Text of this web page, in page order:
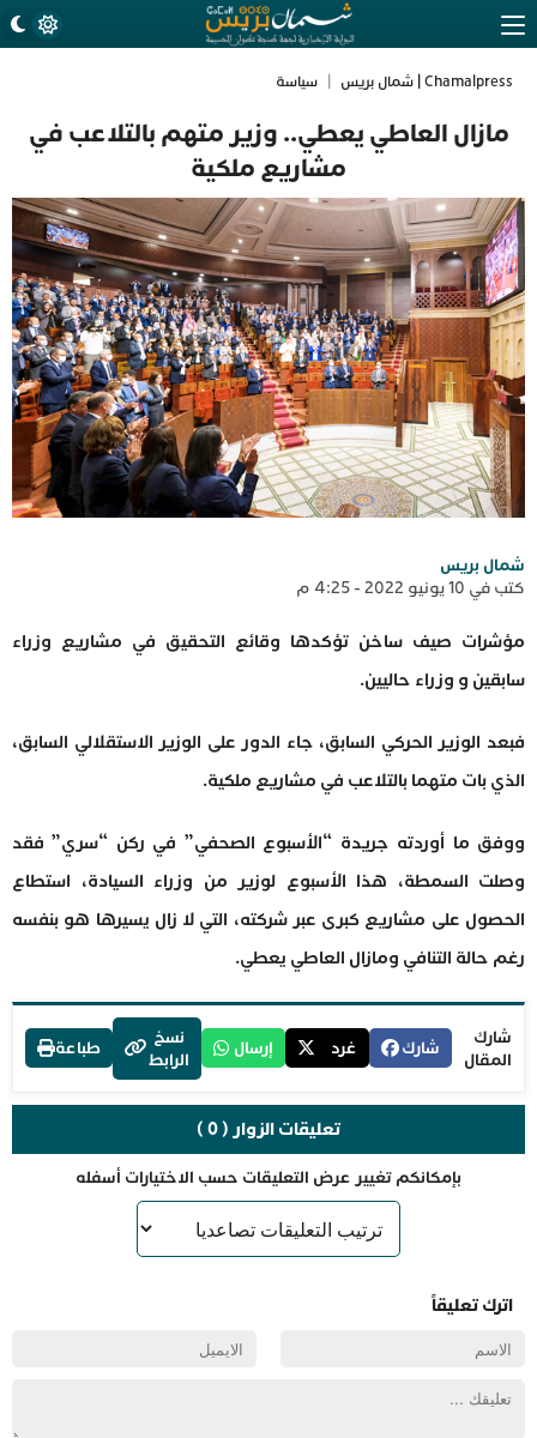
Chamalpress | شمال بريس سياسة
مازال العاطي يعطي.. وزير متهم بالتلاعب في
مشاريع ملكية
شمال بريس
كتب في 10 يونيو 2022 - 4:25 م
مؤشرات صيف ساخن تؤكدها وقائع‎ التحقيق في مشاريع وزراء
سابقين و وزراء حاليين.
فبعد الوزير الحركي السابق، جاء الدور على الوزير الاستقلالي السابق،
الذي بات متهما بالتلاعب في مشاريع ملكية.
ووفق ما أوردته جريدة “الأسبوع الصحفي” في ركن “سري” فقد
وصلت السمطة، هذا الأسبوع لوزير من وزراء السيادة، استطاع
الحصول على مشاريع كبرى عبر شركته، التي لا زال يسيرها هو بنفسه
رغم حالة التنافي ومازال العاطي يعطي.
شارك
المقال
شارك غرد إرسال
نسخ
الرابط
طباعة
تعليقات الزوار ( 0 )
بإمكانكم تغيير عرض التعليقات حسب الاختيارات أسفله
اترك تعليقاً